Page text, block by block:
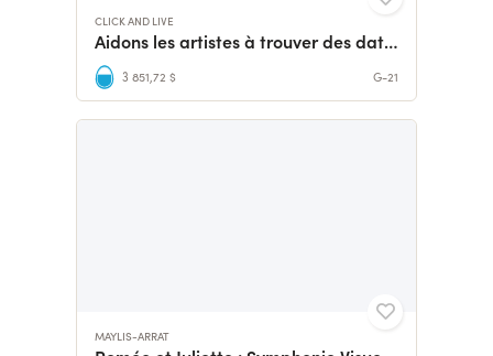
CLICK AND LIVE
Aidons les artistes à trouver des dates rémunérées !
3 851,72 $ G-21
MAYLIS-ARRAT